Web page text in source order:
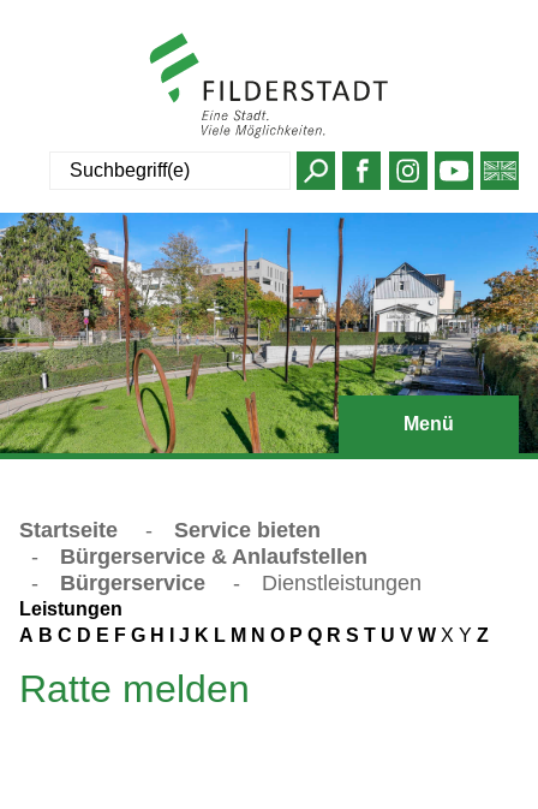
Menü
Startseite -
Service bieten
-
Bürgerservice & Anlaufstellen
-
Bürgerservice - Dienstleistungen
Leistungen
A B C D E F G H J K L M N O P Q R S T U V W X Y Z
Ratte melden